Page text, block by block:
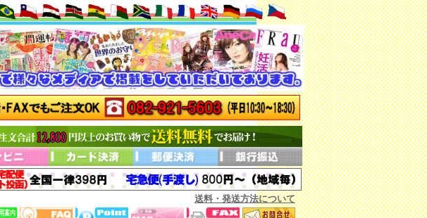
送料・発送方法について